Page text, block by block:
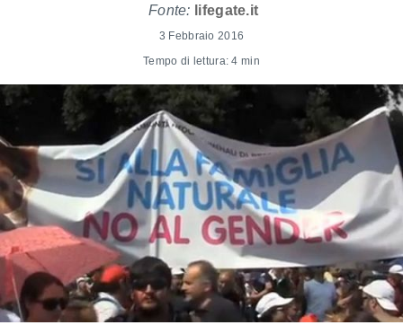
Fonte: lifegate.it
3 Febbraio 2016
Tempo di lettura: 4 min